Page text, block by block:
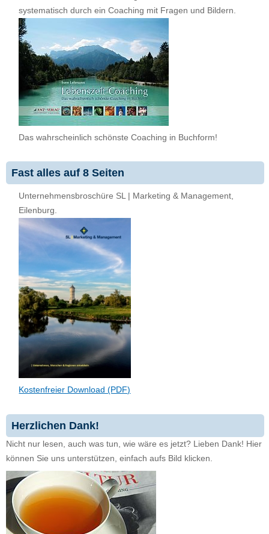
systematisch durch ein Coaching mit Fragen und Bildern.
Das wahrscheinlich schönste Coaching in Buchform!
Fast alles auf 8 Seiten
Unternehmensbroschüre SL | Marketing & Management,
Eilenburg.
Kostenfreier Download (PDF)
Herzlichen Dank!
Nicht nur lesen, auch was tun, wie wäre es jetzt? Lieben Dank! Hier
können Sie uns unterstützen, einfach aufs Bild klicken.